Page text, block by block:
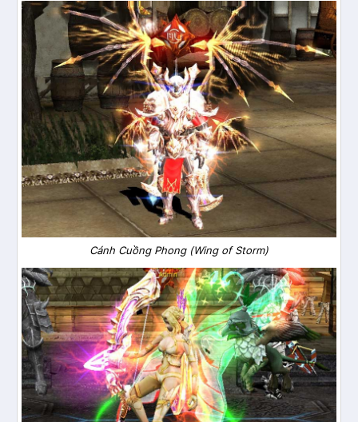
Cánh Cuồng Phong (Wing of Storm)